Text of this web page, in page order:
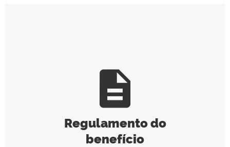
description
Regulamento do
benefício